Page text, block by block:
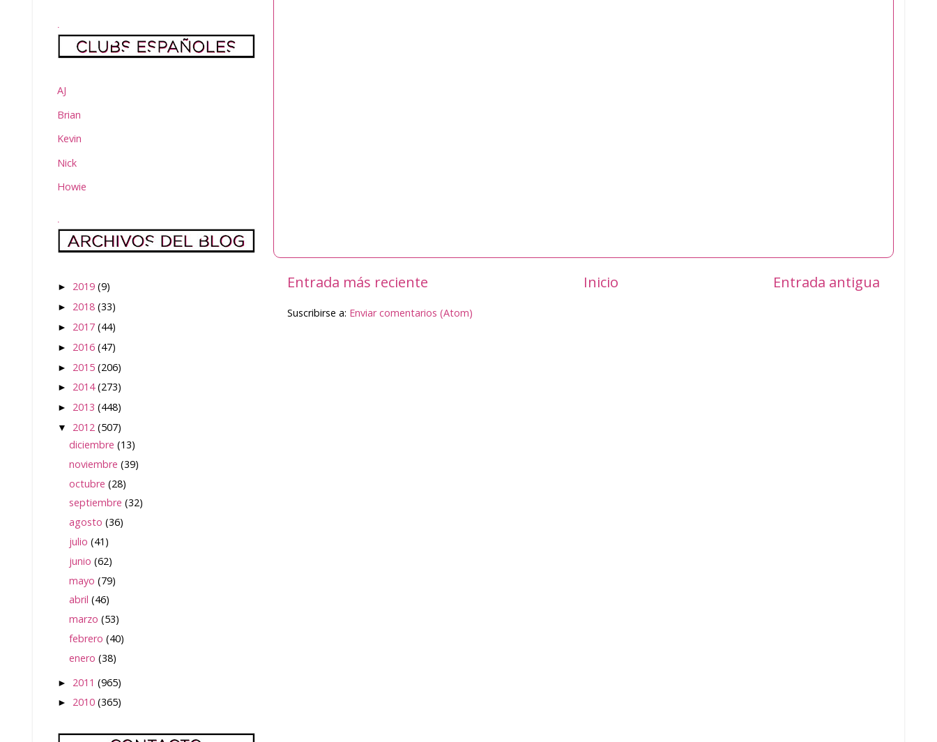
Entrada más reciente Entrada antigua
Inicio
Suscribirse a: Enviar comentarios (Atom)
.
AJ
Brian
Kevin
Nick
Howie
.
► 2019 (9)
► 2018 (33)
► 2017 (44)
► 2016 (47)
► 2015 (206)
► 2014(273)
► 2013 (448)
▼ 2012 (507)
diciembre(13)
noviembre(39)
octubre(28)
septiembre(32)
agosto(36)
julio(41)
junio(62)
mayo(79)
abril(46)
marzo(53)
febrero(40)
enero(38)
► 2011 (965)
► 2010 (365)